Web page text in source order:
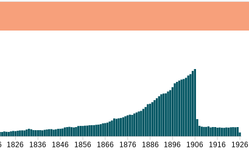
1826 1836 1846 1856 1866 1876 1886 1896 1906 1916 1926